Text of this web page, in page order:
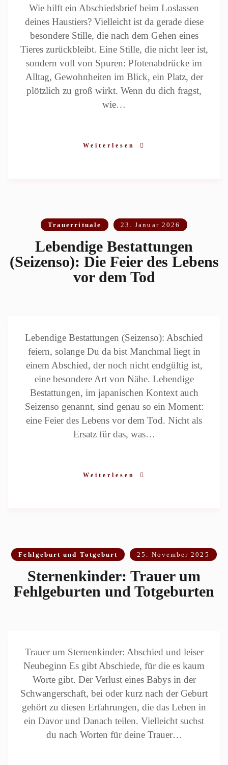
Wie hilft ein Abschiedsbrief beim Loslassen
deines Haustiers? Vielleicht ist da gerade diese
besondere Stille, die nach dem Gehen eines
Tieres zurückbleibt. Eine Stille, die nicht leer ist,
sondern voll von Spuren: Pfotenabdrücke im
Alltag, Gewohnheiten im Blick, ein Platz, der
plötzlich zu groß wirkt. Wenn du dich fragst,
wie…
Weiterlesen
Trauerrituale 23. Januar 2026
Lebendige Bestattungen
(Seizenso): Die Feier des Lebens
vor dem Tod
Lebendige Bestattungen (Seizenso): Abschied
feiern, solange Du da bist Manchmal liegt in
einem Abschied, der noch nicht endgültig ist,
eine besondere Art von Nähe. Lebendige
Bestattungen, im japanischen Kontext auch
Seizenso genannt, sind genau so ein Moment:
eine Feier des Lebens vor dem Tod. Nicht als
Ersatz für das, was…
Weiterlesen
Fehlgeburt und Totgeburt 25. November 2025
Sternenkinder: Trauer um
Fehlgeburten und Totgeburten
Trauer um Sternenkinder: Abschied und leiser
Neubeginn Es gibt Abschiede, für die es kaum
Worte gibt. Der Verlust eines Babys in der
Schwangerschaft, bei oder kurz nach der Geburt
gehört zu diesen Erfahrungen, die das Leben in
ein Davor und Danach teilen. Vielleicht suchst
du nach Worten für deine Trauer…